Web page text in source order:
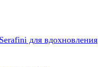
для вдохновления